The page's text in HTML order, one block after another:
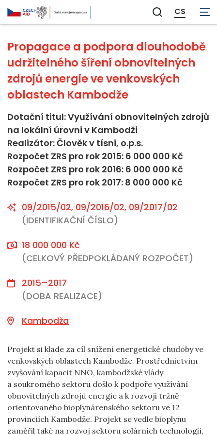
Zobrazit
vyhledávání
CS
Energie
Propagace a podpora dlouhodobě
udržitelného šíření obnovitelných
zdrojů energie ve venkovských
oblastech Kambodže
Dotační titul: Využívání obnovitelných zdrojů
na lokální úrovni v Kambodži
Realizátor: Člověk v tísni, o.p.s.
Rozpočet ZRS pro rok 2015: 6 000 000 Kč
Rozpočet ZRS pro rok 2016: 6 000 000 Kč
Rozpočet ZRS pro rok 2017: 8 000 000 Kč
09/2015/02, 09/2016/02, 09/2017/02
(IDENTIFIKAČNÍ ČÍSLO)
18 000 000 Kč
(CELKOVÝ PŘEDPOKLÁDANÝ ROZPOČET)
2015–2017
(DOBA REALIZACE)
Kambodža
Projekt si klade za cíl snížení energetické chudoby ve
venkovských oblastech Kambodže. Prostřednictvím
zvyšování kapacit NNO, kambodžské vlády
a soukromého sektoru došlo k podpoře využívání
obnovitelných zdrojů energie a k rozvoji tržně-
orientovaného bioplynárenského sektoru ve 12
provinciích Kambodže. Projekt se vedle bioplynu
zaměřil také na rozvoj sektoru solárních technologií,